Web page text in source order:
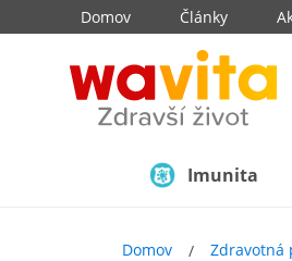
Domov Články
Imunita
Domov Zdravotná